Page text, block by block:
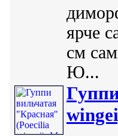
ярче
см
Ю...